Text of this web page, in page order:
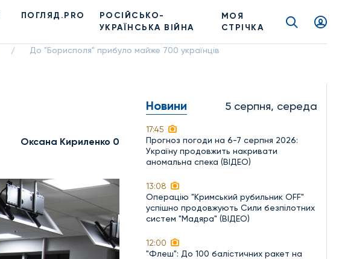
ПОГЛЯД.PRO
РОСІЙСЬКО-
УКРАЇНСЬКА ВІЙНА
МОЯ
СТРІЧКА
/ До "Борисполя" прибуло майже 700 українців
Оксана Кириленко 0
Новини 5 серпня, середа
17:45
Прогноз погоди на 6-7 серпня 2026:
Україну продовжить накривати
аномальна спека (ВІДЕО)
13:08
Операцію "Кримський рубильник OFF"
успішно продовжують Сили безпілотних
систем "Мадяра" (ВІДЕО)
12:00
"Флеш": До 100 балістичних ракет на